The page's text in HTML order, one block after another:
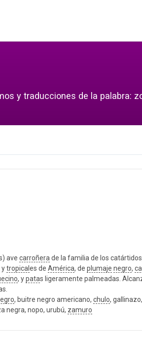
y traducciones de la palabra:
ave carroñerade la familia de los
ytropicales de América, de plumaje negro,
, ypatas ligeramente palmeadas.
, buitre negro americano, chulo,
negra, nopo, urubú, zamuro